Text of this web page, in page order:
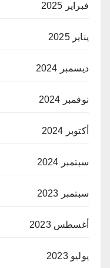
فبراير 2025
يناير 2025
ديسمبر 2024
نوفمبر 2024
أكتوبر 2024
سبتمبر 2024
سبتمبر 2023
أغسطس 2023
يوليو 2023